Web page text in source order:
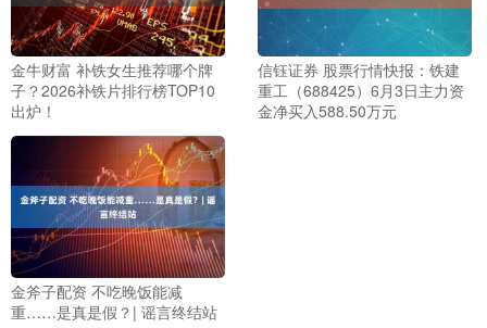
金牛财富 补铁女生推荐哪个牌
子？2026补铁片排行榜TOP10
出炉！
信钰证券 股票行情快报：铁建
重工（688425）6月3日主力资
金净买入588.50万元
金斧子配资 不吃晚饭能减
重……是真是假？| 谣言终结站